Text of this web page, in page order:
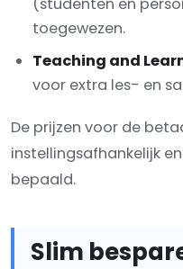
toegewezen.
Teaching and
voor extra les- en
De prijzen voor de
instellingsafhankelijk
bepaald.
Slim